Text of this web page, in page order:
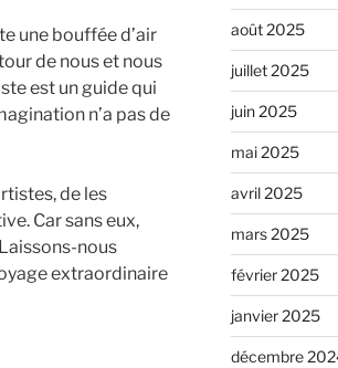
une bouffée d’air
de nous et nous
est un guide qui
n’a pas de
de les
Car sans eux,
nous
extraordinaire
août 2025
juillet 2025
juin 2025
mai 2025
avril 2025
mars 2025
février 2025
janvier 2025
décembre